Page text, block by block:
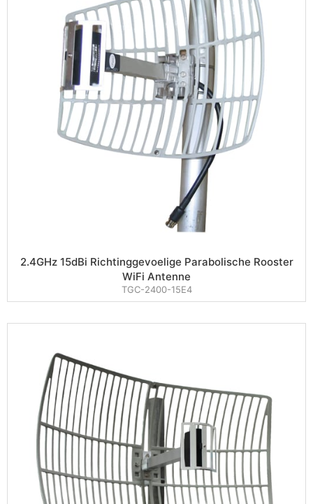
2.4GHz 15dBi Richtinggevoelige Parabolische Rooster
WiFi Antenne
TGC-2400-15E4